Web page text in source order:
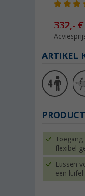
332,- €
ARTIKEL
flexibel
Lussen
een